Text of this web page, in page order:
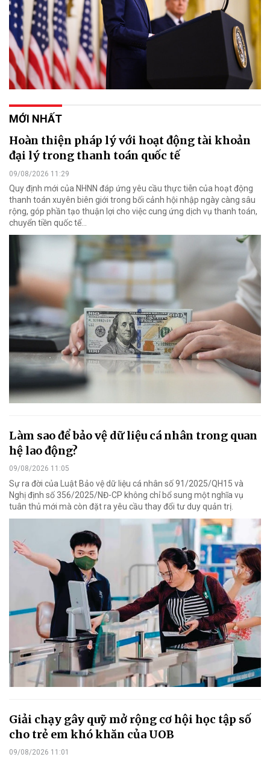
MỚI NHẤT
Hoàn thiện pháp lý với hoạt động tài khoản
đại lý trong thanh toán quốc tế
09/08/2026 11:29
Quy định mới của NHNN đáp ứng yêu cầu thực tiễn của hoạt động
thanh toán xuyên biên giới trong bối cảnh hội nhập ngày càng sâu
rộng, góp phần tạo thuận lợi cho việc cung ứng dịch vụ thanh toán,
chuyển tiền quốc tế...
Làm sao để bảo vệ dữ liệu cá nhân trong quan
hệ lao động?
09/08/2026 11:05
Sự ra đời của Luật Bảo vệ dữ liệu cá nhân số 91/2025/QH15 và
Nghị định số 356/2025/NĐ-CP không chỉ bổ sung một nghĩa vụ
tuân thủ mới mà còn đặt ra yêu cầu thay đổi tư duy quản trị.
Giải chạy gây quỹ mở rộng cơ hội học tập số
cho trẻ em khó khăn của UOB
09/08/2026 11:01